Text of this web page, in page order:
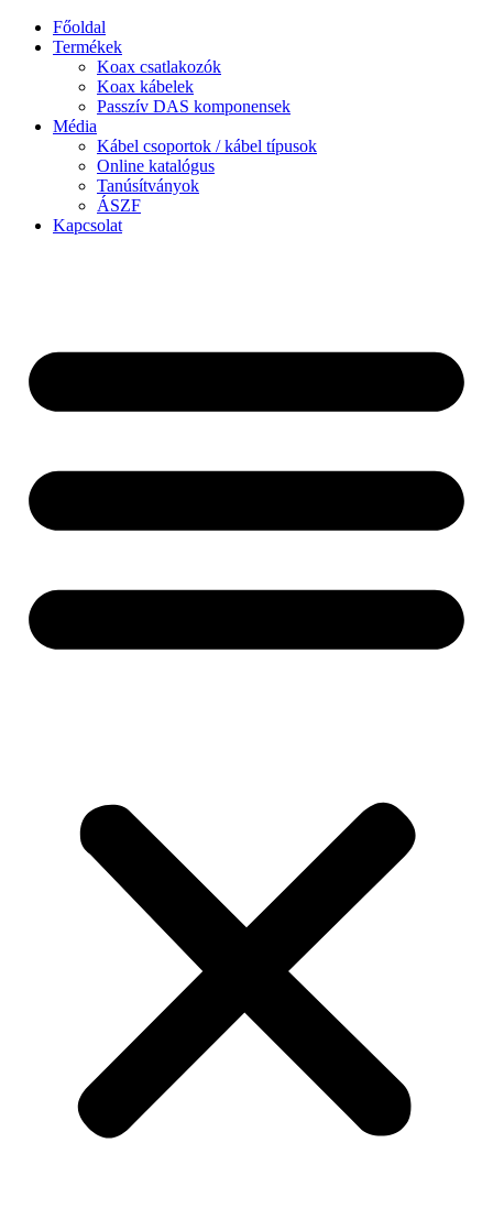
Ugrás
tartalomhoz
Főoldal
Termékek
Koax csatlakozók
Koax kábelek
Passzív DAS komponensek
Média
Kábel csoportok / kábel típusok
Online katalógus
Tanúsítványok
ÁSZF
Kapcsolat